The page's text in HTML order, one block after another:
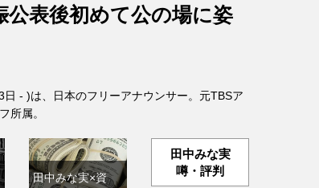
公表後初めて公の場に姿
- )は、日本のフリーアナウンサー。元TBSア
所属。
田中みな実×資
田中みな実
噂・評判